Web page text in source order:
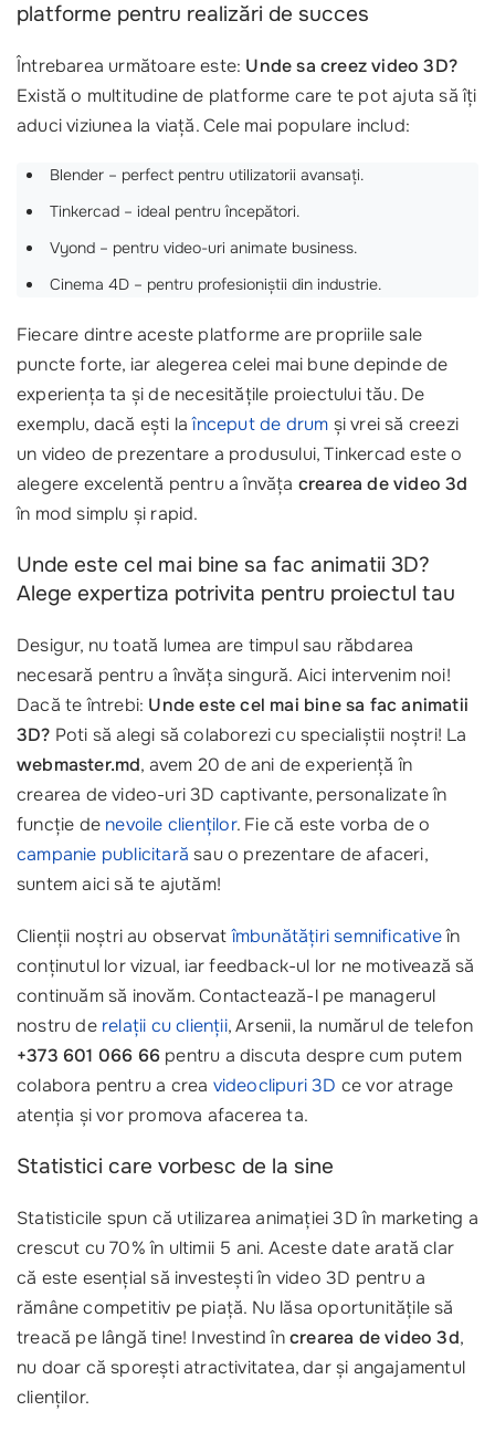
platforme pentru realizări de succes
Întrebarea următoare este: Unde sa creez video 3D?
Există o multitudine de platforme care te pot ajuta să îți
aduci viziunea la viață. Cele mai populare includ:
Blender – perfect pentru utilizatorii avansați.
Tinkercad – ideal pentru începători.
Vyond – pentru video-uri animate business.
Cinema 4D – pentru profesioniștii din industrie.
Fiecare dintre aceste platforme are propriile sale
puncte forte, iar alegerea celei mai bune depinde de
experiența ta și de necesitățile proiectului tău. De
exemplu, dacă ești laînceput de drum și vrei să creezi
un video de prezentare a produsului, Tinkercad este o
alegere excelentă pentru a învăța crearea de video 3d
în mod simplu și rapid.
Unde este cel mai bine sa fac animatii 3D?
Alege expertiza potrivita pentru proiectul tau
Desigur, nu toată lumea are timpul sau răbdarea
necesară pentru a învăța singură. Aici intervenim noi!
Dacă te întrebi: Unde este cel mai bine sa fac animatii
3D? Poti să alegi să colaborezi cu specialiștii noștri! La
webmaster.md, avem 20 de ani de experiență în
crearea de video-uri 3D captivante, personalizate în
funcție de nevoile clienților. Fie că este vorba de o
campanie publicitară sau o prezentare de afaceri,
suntem aici să te ajutăm!
Clienții noștri au observatîmbunătățiri semnificativeîn
conținutul lor vizual, iar feedback-ul lor ne motivează să
continuăm să inovăm. Contactează-l pe managerul
nostru de relații cu clienții, Arsenii, la numărul de telefon
+373 601 066 66 pentru a discuta despre cum putem
colabora pentru a crea videoclipuri 3D ce vor atrage
atenția și vor promova afacerea ta.
Statistici care vorbesc de la sine
Statisticile spun că utilizarea animației 3D în marketing a
crescut cu 70% în ultimii 5 ani. Aceste date arată clar
că este esențial să investești în video 3D pentru a
rămâne competitiv pe piață. Nu lăsa oportunitățile să
treacă pe lângă tine! Investind încrearea de video 3d,
nu doar că sporești atractivitatea, dar și angajamentul
clienților.